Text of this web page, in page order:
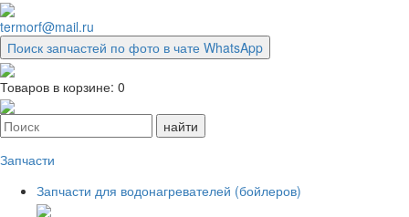
termorf@mail.ru
Поиск запчастей по фото в чате WhatsApp
Товаров в корзине: 0
Запчасти
Запчасти для водонагревателей (бойлеров)